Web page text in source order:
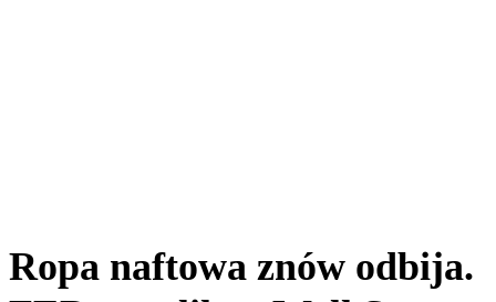
Ropa naftowa znów odbija.